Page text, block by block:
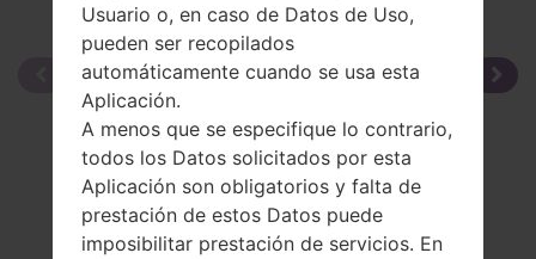
Usuario o, en caso de Datos de Uso,
pueden ser recopilados
automáticamente cuando se usa esta
Aplicación.
A menos que se especifique lo contrario,
todos los Datos solicitados por esta
Aplicación son obligatorios y falta de
prestación de estos Datos puede
imposibilitar prestación de servicios. En